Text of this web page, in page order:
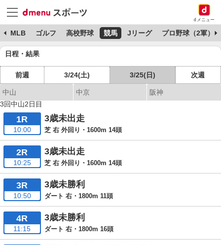
dメニュー
MLB ゴルフ 高校野球 競馬 Jリーグ プロ野球（2軍）
日程・結果
前週 3/24(土) 3/25(日) 次週
中山 中京
阪神
3回中山2日目
1R
10:00
3歳未出走
芝 右 外回り・1600m 14頭
2R
10:25
3歳未出走
芝 右 外回り・1600m 14頭
3R
10:50
3歳未勝利
ダート 右・1800m 11頭
4R
11:15
3歳未勝利
ダート 右・1800m 16頭